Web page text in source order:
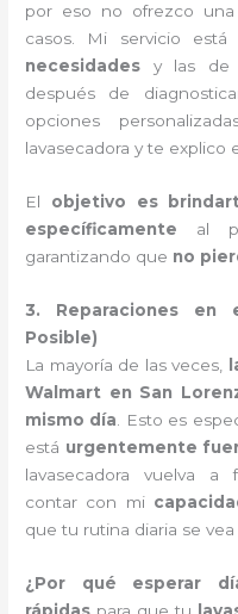
por eso no ofrezco una
casos. Mi servicio
necesidades y las de
después de
opciones
lavasecadora y te explico
El objetivo es
específicamente al
garantizando que no
3. Reparaciones en
Posible)
La mayoría de las veces,
Walmart en San
mismo día . Esto es
está urgentemente
lavasecadora vuelva a
contar con mi
que tu rutina diaria se
¿Por qué esperar